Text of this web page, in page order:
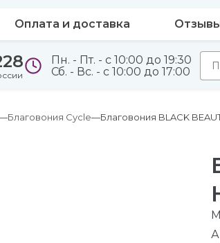
Оплата и доставка
Пн. - Пт. - с 10:00 до 19:30
Сб. - Вс. - с 10:00 до 17:00
Благовония Cycle Благовония BLACK